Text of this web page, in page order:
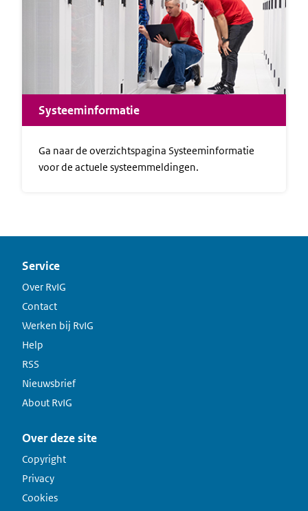
Systeeminformatie
Ga naar de overzichtspagina Systeeminformatie
voor de actuele systeemmeldingen.
Service
Over RvIG
Contact
Werken bij RvIG
Help
RSS
Nieuwsbrief
About RvIG
Over deze site
Copyright
Privacy
Cookies